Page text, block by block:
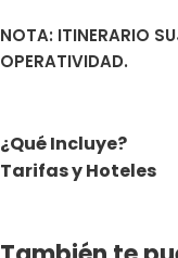
NOTA: ITINERARIO
OPERATIVIDAD.
¿Qué Incluye?
Tarifas y Hoteles